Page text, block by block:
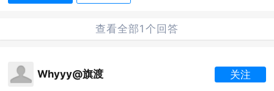
查看全部1个回答
Whyyy@旗渡 关注